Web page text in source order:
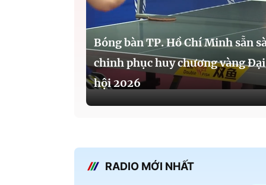
Bóng bàn TP. Hồ Chí Minh sẵn
chinh phục huy chương vàng Đại
hội 2026
RADIO MỚI NHẤT